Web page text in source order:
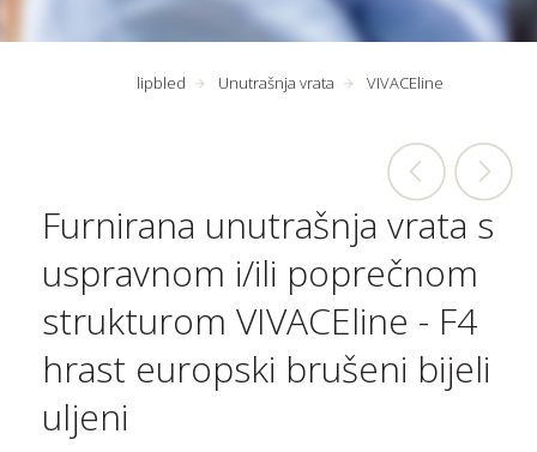
lipbled Unutrašnja vrata VIVACEline
Furnirana unutrašnja vrata s
uspravnom i/ili poprečnom
strukturom VIVACEline - F4
hrast europski brušeni bijeli
uljeni